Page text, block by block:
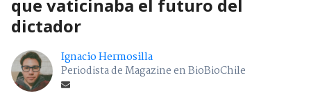
que vaticinaba el futuro del
dictador
Ignacio Hermosilla
Periodista de Magazine en BioBioChile